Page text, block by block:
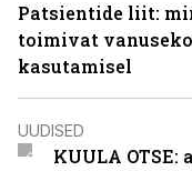
Patsientide liit:
toimivat
kasutamisel
UUDISED
KUULA